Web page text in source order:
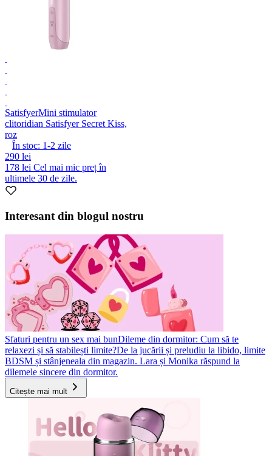
SatisfyerMini stimulator
clitoridian Satisfyer Secret Kiss,
roz
În stoc: 1-2 zile
290 lei
178 lei Cel mai mic preț în
ultimele 30 de zile.
Interesant din blogul nostru
Sfaturi pentru un sex mai bunDileme din dormitor: Cum să te
relaxezi și să stabilești limite?De la jucării și preludiu la libido, limite
BDSM și stânjeneala din magazin. Lara și Monika răspund la
dilemele sincere din dormitor.
Citește mai mult